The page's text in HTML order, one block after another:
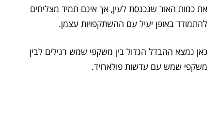
את כמות האור שנכנסת לעין, אך אינם תמיד מצליחים
להתמודד באופן יעיל עם ההשתקפויות עצמן.
כאן נמצא ההבדל הגדול בין משקפי שמש רגילים לבין
משקפי שמש עם עדשות פולארויד.